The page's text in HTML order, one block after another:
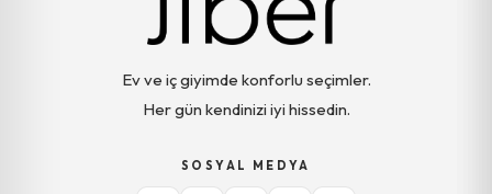
Ev ve iç giyimde konforlu seçimler.
Her gün kendinizi iyi hissedin.
SOSYAL MEDYA